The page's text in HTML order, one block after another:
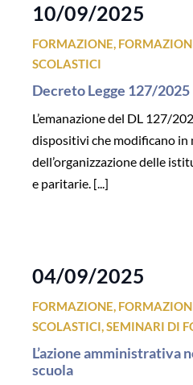
10/09/2025
FORMAZIONE,
SCOLASTICI
Decreto Legge 127/
L’emanazione del DL 127/
dispositivi che modificano in
dell’organizzazione delle
e paritarie. [...]
04/09/2025
FORMAZIONE,
SCOLASTICI,SEMINARI DI
L’azione amministrativa
scuola